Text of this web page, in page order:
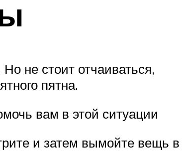
не стоит отчаиваться,
пятна.
вам в этой ситуации
и затем вымойте вещь в